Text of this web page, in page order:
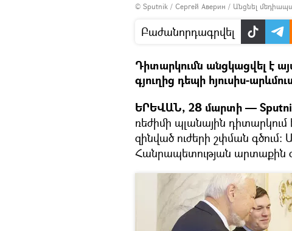
© Sputnik / Сергей Аверин / Անցնել
Բաժանորդագրվել
Դիտարկումն անցկացվել է
գյուղից դեպի հյուսիս-
ԵՐԵՎԱՆ, 28 մարտի —
ռեժիմի պլանային
զինված ուժերի շփման
Հանրապետության արտաքին